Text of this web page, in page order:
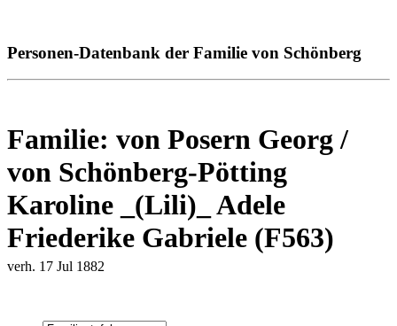
Personen-Datenbank der Familie von Schönberg
Familie: von Posern Georg /
von Schönberg-Pötting
Karoline _(Lili)_ Adele
Friederike Gabriele (F563)
verh. 17 Jul 1882